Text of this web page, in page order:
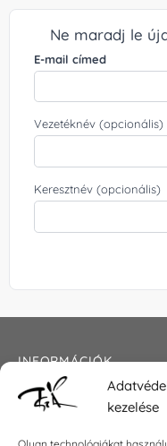
kezelése
Ne maradj le
E-mail címed
Vezetéknév (opcionális)
Keresztnév (opcionális)
INFORMÁCIÓK
Általános szerződési
Impresszum